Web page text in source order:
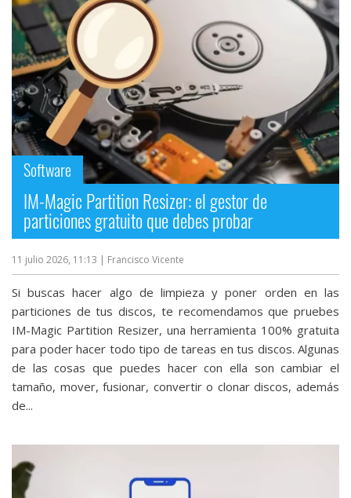
Software
IM-Magic Partition Resizer: el gestor de
particiones gratuito que debes probar
11 julio 2026, 11:13 | Francisco Vicente
Si buscas hacer algo de limpieza y poner orden en las
particiones de tus discos, te recomendamos que pruebes
IM-Magic Partition Resizer, una herramienta 100% gratuita
para poder hacer todo tipo de tareas en tus discos. Algunas
de las cosas que puedes hacer con ella son cambiar el
tamaño, mover, fusionar, convertir o clonar discos, además
de...